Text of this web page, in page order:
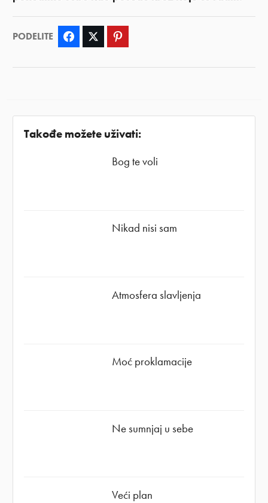
PODELITE Facebook Twitter
Takođe možete uživati:
Bog te voli
Nikad nisi sam
Atmosfera slavljenja
Moć proklamacije
Ne sumnjaj u sebe
Veći plan